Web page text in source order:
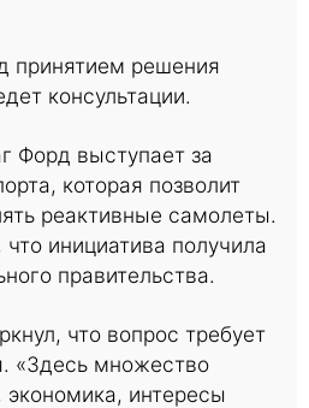
принятием решения
консультации.
Форд выступает за
которая позволит
реактивные самолеты.
инициатива получила
правительства.
что вопрос требует
«Здесь множество
экономика, интересы